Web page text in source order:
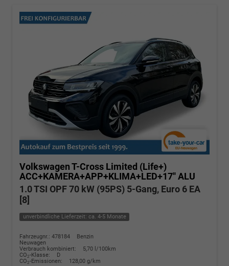
Volkswagen T-Cross Limited (Life+)
ACC+KAMERA+APP+KLIMA+LED+17'' ALU
1.0 TSI OPF 70 kW (95PS) 5-Gang, Euro 6 EA
[8]
unverbindliche Lieferzeit: ca. 4-5 Monate
Fahrzeugnr.: 478184
Benzin
Neuwagen
Verbrauch kombiniert:
5,70 l/100km
CO2-Klasse:
D
CO2-Emissionen: 128,00 g/km